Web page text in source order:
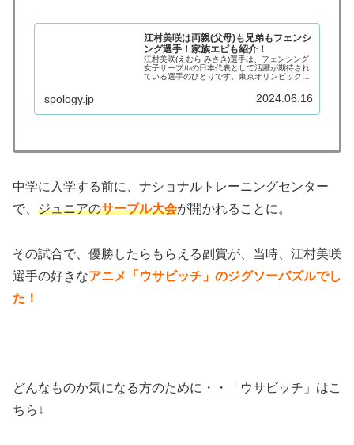
江村美咲は両親(父母)も兄弟もフェンシ
ング選手！家族エピも紹介！
江村美咲(えむら みさき)選手は、フェンシング
女子サーブルの日本代表として活躍が期待され
ている選手のひとりです。東京オリンピック
夏に開催されるパリオリンピックにも出場され
spology.jp 2024.06.16
中学に入学する前に、ナショナルトレーニングセンター
で、 ジュニアのサーブル大会が開かれることに。
その試合で、優勝したらもらえる副賞が、当時、江村美咲
選手の好きなアニメ「ウサビッチ」のジグソーパズルでし
た！
どんなものか気になる方のために・・「ウサビッチ」はこ
ちら↓